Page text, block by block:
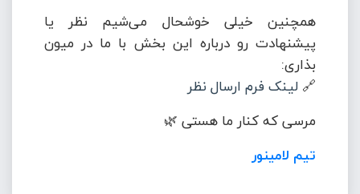
همچنین خیلی خوشحال می‌شیم نظر یا
پیشنهادت رو درباره این بخش با ما در میون
بذاری:
🔗 لینک فرم ارسال نظر
مرسی که کنار ما هستی 🌿
تیم لامینور